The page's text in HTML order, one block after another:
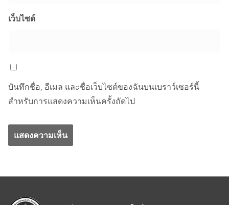
เว็บไซต์
บันทึกชื่อ, อีเมล และชื่อเว็บไซต์ของฉันบนเบราว์เซอร์นี้
สำหรับการแสดงความเห็นครั้งถัดไป